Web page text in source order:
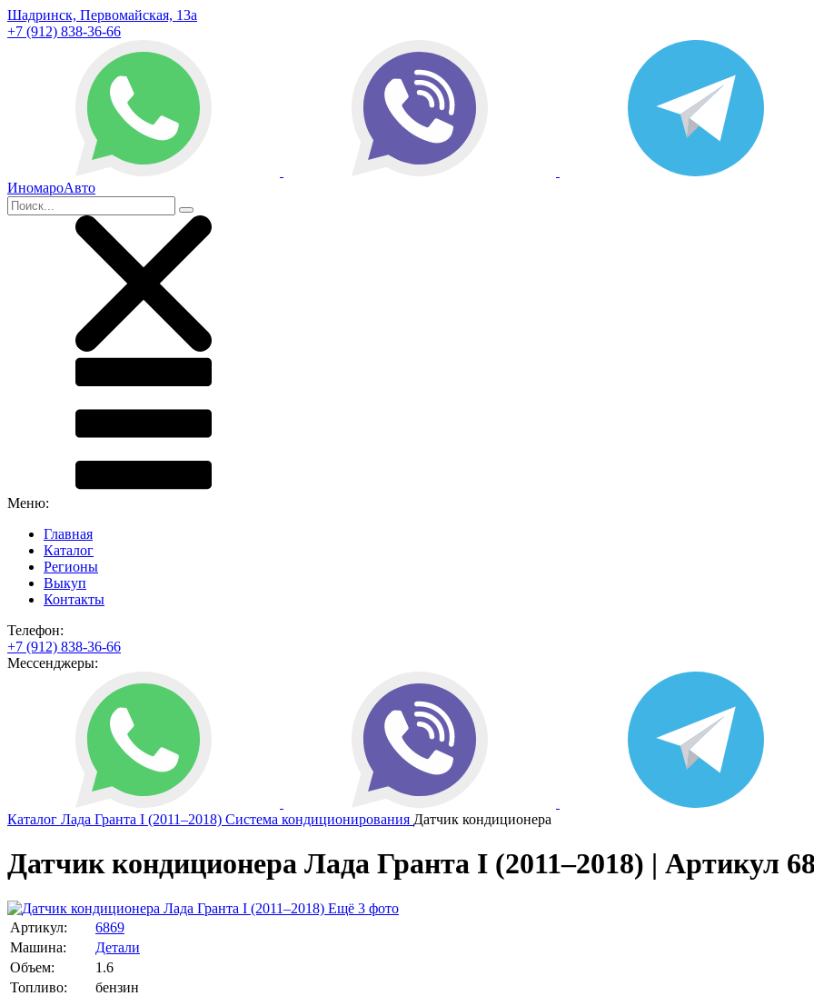
Шадринск, Первомайская, 13а
+7 (912) 838-36-66
ИномароАвто
Меню:
Главная
Каталог
Регионы
Выкуп
Контакты
Телефон:
+7 (912) 838-36-66
Мессенджеры:
Каталог Лада Гранта I (2011–2018) Система кондиционирования Датчик кондиционера
Датчик кондиционера Лада Гранта I (2011–2018) | Артикул
Ещё 3 фото
Артикул:
6869
Машина:
Детали
Объем:
1.6
Топливо:
бензин